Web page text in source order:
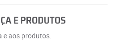
E PRODUTOS
e aos produtos.